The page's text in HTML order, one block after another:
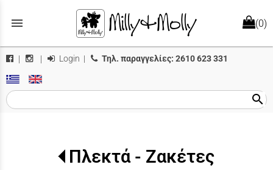
menu (0)
| | Login | Τηλ. παραγγελίες: 2610 623 331
search
Πλεκτά - Ζακέτες